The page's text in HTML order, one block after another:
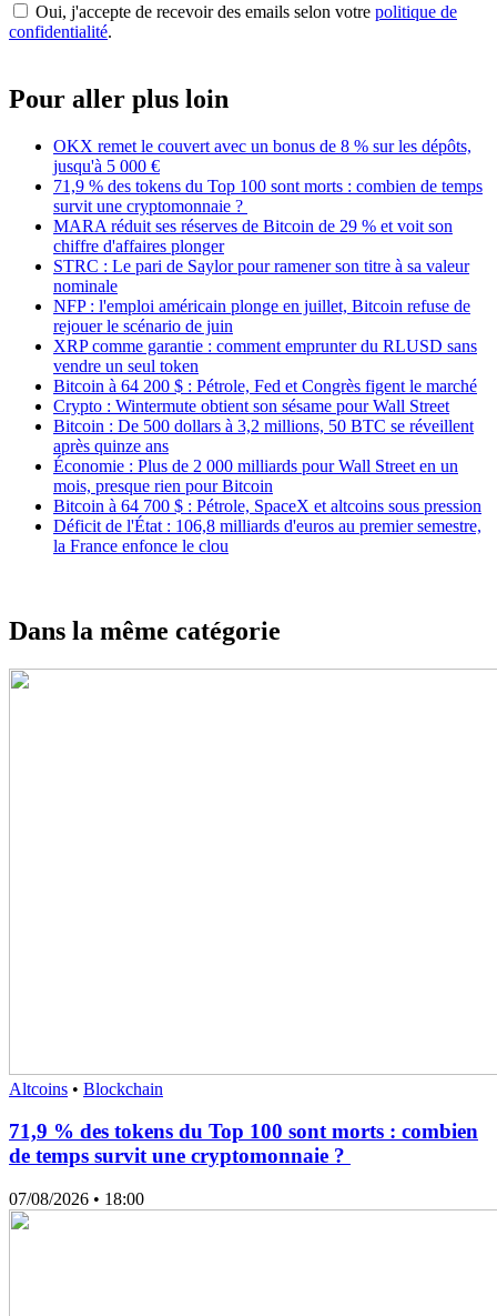
Oui, j'accepte de recevoir des emails selon votre politique de
confidentialité.
Pour aller plus loin
OKX remet le couvert avec un bonus de 8 % sur les dépôts,
jusqu'à 5 000 €
71,9 % des tokens du Top 100 sont morts : combien de temps
survit une cryptomonnaie ?
MARA réduit ses réserves de Bitcoin de 29 % et voit son
chiffre d'affaires plonger
STRC : Le pari de Saylor pour ramener son titre à sa valeur
nominale
NFP : l'emploi américain plonge en juillet, Bitcoin refuse de
rejouer le scénario de juin
XRP comme garantie : comment emprunter du RLUSD sans
vendre un seul token
Bitcoin à 64 200 $ : Pétrole, Fed et Congrès figent le marché
Crypto : Wintermute obtient son sésame pour Wall Street
Bitcoin : De 500 dollars à 3,2 millions, 50 BTC se réveillent
après quinze ans
Économie : Plus de 2 000 milliards pour Wall Street en un
mois, presque rien pour Bitcoin
Bitcoin à 64 700 $ : Pétrole, SpaceX et altcoins sous pression
Déficit de l'État : 106,8 milliards d'euros au premier semestre,
la France enfonce le clou
Dans la même catégorie
Altcoins • Blockchain
71,9 % des tokens du Top 100 sont morts : combien
de temps survit une cryptomonnaie ?
07/08/2026 • 18:00